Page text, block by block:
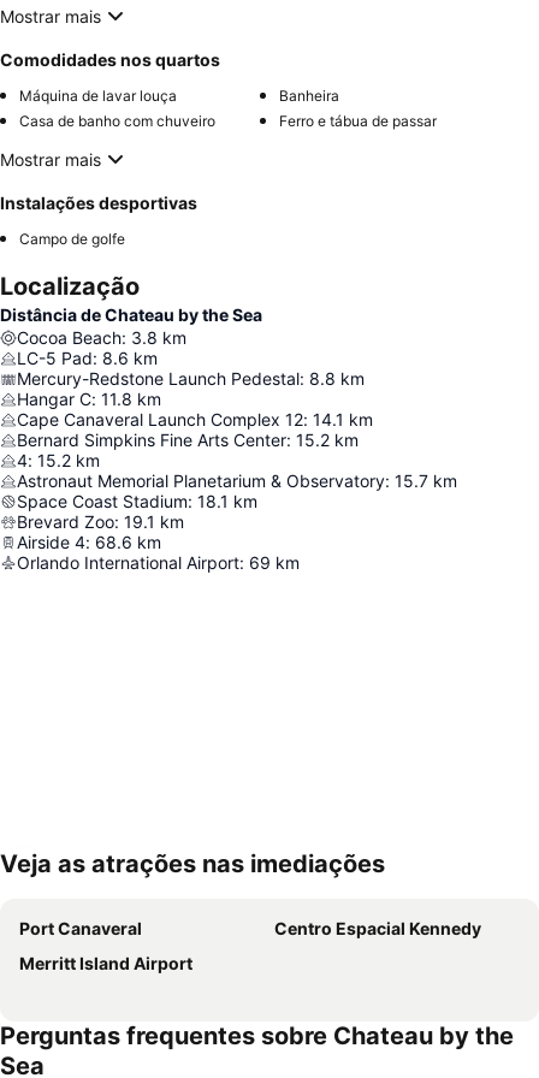
Mostrar mais
Comodidades nos quartos
Máquina de lavar louça
Banheira
Casa de banho com chuveiro
Ferro e tábua de passar
Mostrar mais
Instalações desportivas
Campo de golfe
Localização
Distância de Chateau by the Sea
Cocoa Beach: 3.8 km
LC-5 Pad: 8.6 km
Mercury-Redstone Launch Pedestal: 8.8 km
Hangar C: 11.8 km
Cape Canaveral Launch Complex 12: 14.1 km
Bernard Simpkins Fine Arts Center: 15.2 km
4: 15.2 km
Astronaut Memorial Planetarium & Observatory: 15.7 km
Space Coast Stadium: 18.1 km
Brevard Zoo: 19.1 km
Airside 4: 68.6 km
Orlando International Airport: 69 km
Ampliar mapa
Veja as atrações nas imediações
Port Canaveral
Centro Espacial Kennedy
Merritt Island Airport
Perguntas frequentes sobre Chateau by the
Sea